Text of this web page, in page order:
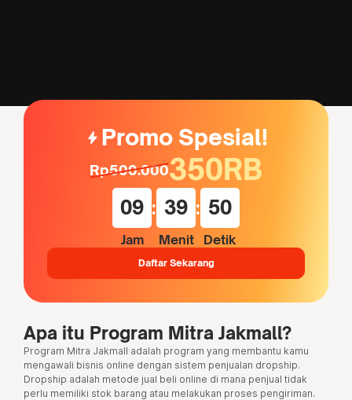
bolt Promo Spesial!
Rp500.000350RB
09
Jam
: 39
Menit
: 50
Detik
Daftar Sekarang
Apa itu Program Mitra Jakmall?
Program Mitra Jakmall adalah program yang membantu kamu
mengawali bisnis online dengan sistem penjualan dropship.
Dropship adalah metode jual beli online di mana penjual tidak
perlu memiliki stok barang atau melakukan proses pengiriman.